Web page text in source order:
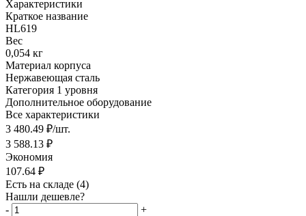
Характеристики
Краткое название
HL619
Вес
0,054 кг
Материал корпуса
Нержавеющая сталь
Категория 1 уровня
Дополнительное оборудование
Все характеристики
3 480.49 ₽/шт.
3 588.13 ₽
Экономия
107.64 ₽
Есть на складе (4)
Нашли дешевле?
-
+